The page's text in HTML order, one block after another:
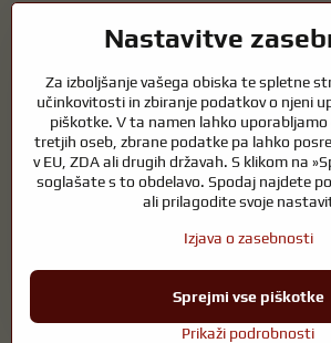
harmonično okolje za sprostitev in življenje
čisto vodo in zdrav ribnik skozi vse leto. Enako
živali, ki so del našega življenja.
Konji potrebujejo kakovostno jahalno
odgovorno nego, da so zdravi, močni in
gre za opremo za jahače, rejce ali ljubitelje
okolje, ki podpira naravno ravnovesje, varnost
©2026Avtorske praviceNastavitve
Nastavitve
Za izboljšanje vašega obiska te spletne
učinkovitosti in zbiranje podatkov o njeni
piškotke. V ta namen lahko
tretjih oseb, zbrane podatke pa lahko
v EU, ZDA ali drugih državah. S klikom na
soglašate s to obdelavo. Spodaj najdete
ali prilagodite svoje
Izjava o zasebnosti
Prikaži podrobnosti
Sprejmi vse piškotke